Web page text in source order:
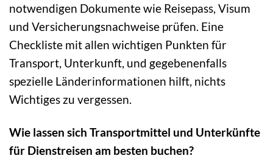
notwendigen Dokumente wie Reisepass, Visum
und Versicherungsnachweise prüfen. Eine
Checkliste mit allen wichtigen Punkten für
Transport, Unterkunft, und gegebenenfalls
spezielle Länderinformationen hilft, nichts
Wichtiges zu vergessen.
Wie lassen sich Transportmittel und Unterkünfte
für Dienstreisen am besten buchen?